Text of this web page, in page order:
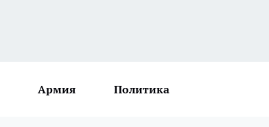
Армия Политика